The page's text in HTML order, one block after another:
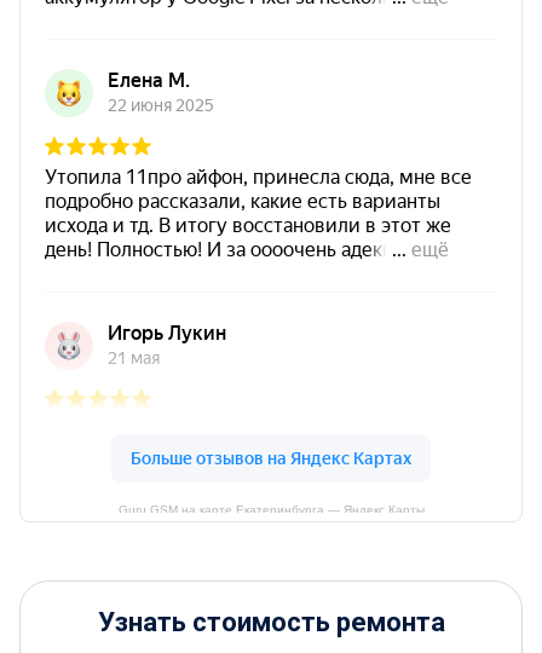
Guru GSM на карте Екатеринбурга — Яндекс Карты
Узнать стоимость ремонта